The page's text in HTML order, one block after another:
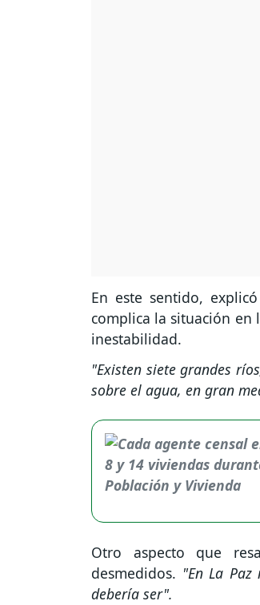
En este sentido,
complica la situación
inestabilidad.
"Existen siete grandes
sobre el agua, en gran
Otro aspecto que
desmedidos. "En La
debería ser".